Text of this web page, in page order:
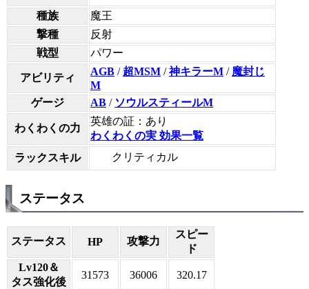
種族
魔王
撃種
反射
戦型
パワー
アビリティ
AGB / 超MSM /神キラーM / 魔封じ
M
ゲージ
AB / ソウルスティールM
わくわくの力
英雄の証：あり
わくわくの実 効果一覧
ラックスキル
クリティカル
ステータス
ステータス HP 攻撃力
スピー
ド
Lv120＆
タス強化後
31573 36006 320.17